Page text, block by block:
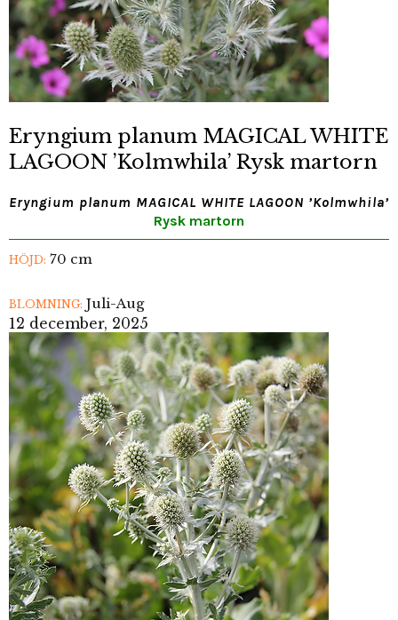
Eryngium planum MAGICAL WHITE
LAGOON ’Kolmwhila’ Rysk martorn
Eryngium planum MAGICAL WHITE LAGOON ’Kolmwhila’
Rysk martorn
HÖJD: 70 cm
BLOMNING: Juli-Aug
12 december, 2025